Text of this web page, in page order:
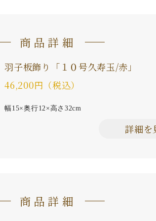
商品詳細
羽子板飾り「１０号久寿玉/赤」
46,200円（税込）
幅15×奥行12×高さ32cm
詳細を
商品詳細